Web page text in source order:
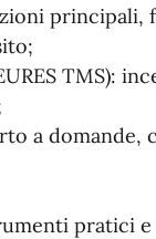
TMS):
a
pratici